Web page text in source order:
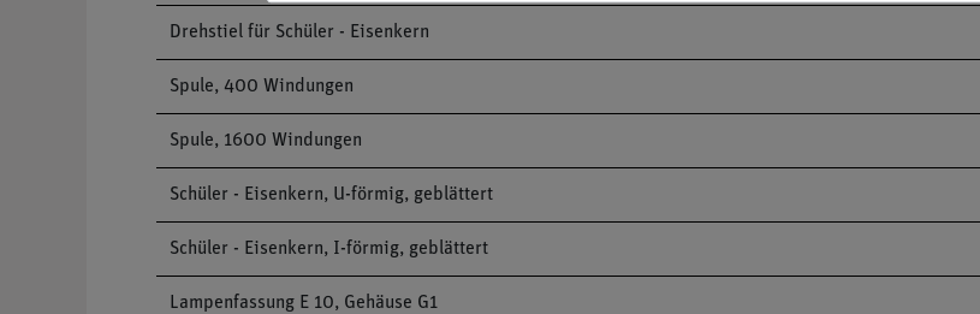
Drehstiel für Schüler - Eisenkern
Spule, 400 Windungen
Spule, 1600 Windungen
Schüler - Eisenkern, U-förmig, geblättert
Schüler - Eisenkern, I-förmig, geblättert
Lampenfassung E 10, Gehäuse G1